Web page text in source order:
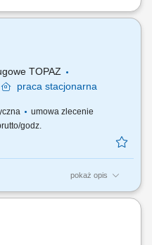
podczas konferencji,
dotyczącymi danego
z obowiązującymi
TOPAZ
praca stacjonarna
umowa zlecenie
godz.
pokaż opis
i serwowanie potraw zgodnie z
stała współpraca z
i porządek w miejscu